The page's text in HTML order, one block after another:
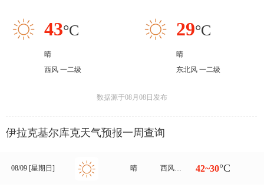
43°C
晴
西风 一二级
29°C
晴
东北风 一二级
数据源于08月08日发布
伊拉克基尔库克天气预报一周查询
08/09 [星期日] 晴 西风转西北风 一二级 42~30°C